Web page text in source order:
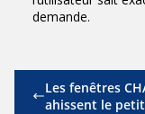
demande.
Les fenêtres
ahissent le